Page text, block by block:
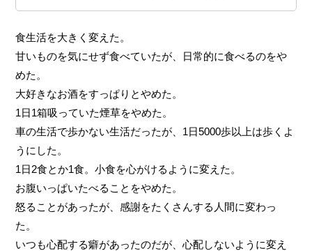
食生活を大きく変えた。
甘いものを気にせず食べていたが、日常的に食べるのをや
めた。
大好きなお酒をすっぱりとやめた。
1日1箱吸っていた煙草をやめた。
車の生活で歩かない生活だったが、1日5000歩以上は歩くよ
うにした。
1日2食とか1食。小食を心がけるように変えた。
お腹いっぱいたべることをやめた。
怒ることがあったが、感謝をたくさんする人間に変わっ
た。
いつも心配する癖があったのだが、心配しないように変え